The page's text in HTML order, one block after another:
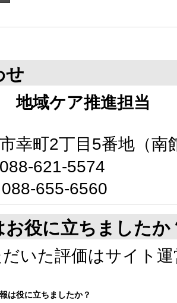
せ
地域ケア推進担当
幸町2丁目5番地（南
621-5574
655-6560
お役に立ちましたか
いた評価はサイト
は役に立ちましたか？